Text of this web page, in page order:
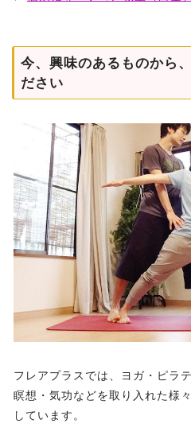
今、興味のあるものから
ださい
フレアプラスでは、ヨガ・ピラ
瞑想・気功などを取り入れた様
しています。